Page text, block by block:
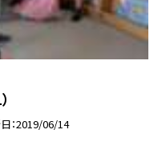
2019/06/14